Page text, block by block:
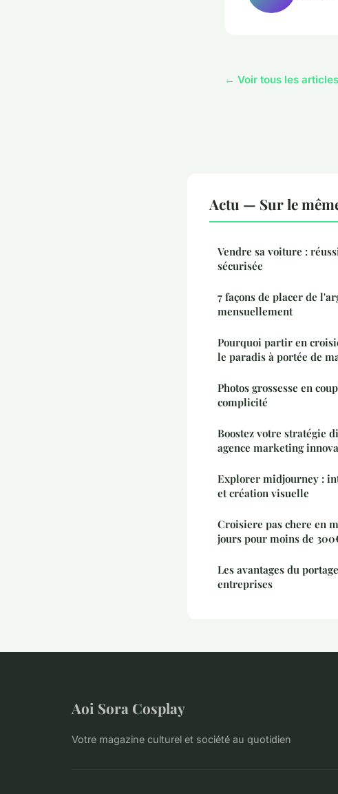
← Voir tous les
Actu — Sur le
Vendre sa voiture :
sécurisée
7 façons de placer de
mensuellement
Pourquoi partir en
le paradis à portée de
Photos grossesse en
complicité
Boostez votre stratégie
agence marketing
Explorer midjourney :
et création visuelle
Croisiere pas chere en
jours pour moins de
Les avantages du
entreprises
Aoi Sora Cosplay
Votre magazine culturel et société au quotidien